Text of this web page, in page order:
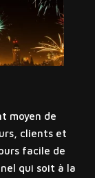
moyen de
clients et
facile de
qui soit à la